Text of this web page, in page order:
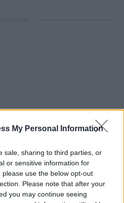
My Personal Information
sale, sharing to third parties, or
or sensitive information for
use the below opt-out
Please note that after your
you may continue seeing